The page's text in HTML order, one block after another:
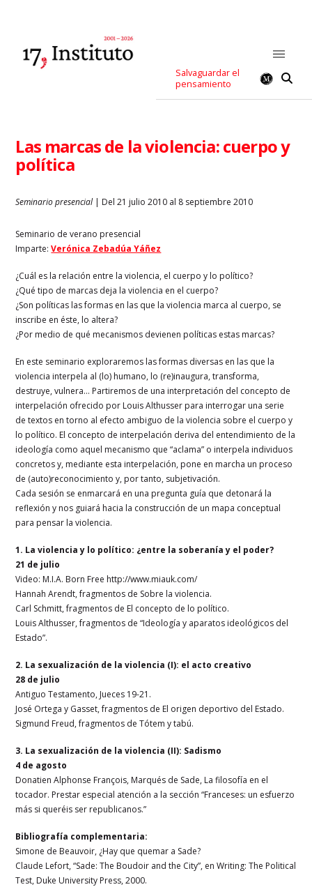
Salvaguardar el
pensamiento
Las marcas de la violencia: cuerpo y
política
Seminario presencial| Del 21 julio 2010 al 8 septiembre 2010
Seminario de verano presencial
Imparte:Verónica Zebadúa Yáñez
¿Cuál es la relación entre la violencia, el cuerpo y lo político?
¿Qué tipo de marcas deja la violencia en el cuerpo?
¿Son políticas las formas en las que la violencia marca al cuerpo, se
inscribe en éste, lo altera?
¿Por medio de qué mecanismos devienen políticas estas marcas?
En este seminario exploraremos las formas diversas en las que la
violencia interpela al (lo) humano, lo (re)inaugura, transforma,
destruye, vulnera… Partiremos de una interpretación del concepto de
interpelación ofrecido por Louis Althusser para interrogar una serie
de textos en torno al efecto ambiguo de la violencia sobre el cuerpo y
lo político. El concepto de interpelación deriva del entendimiento de la
ideología como aquel mecanismo que “aclama” o interpela individuos
concretos y, mediante esta interpelación, pone en marcha un proceso
de (auto)reconocimiento y, por tanto, subjetivación.
Cada sesión se enmarcará en una pregunta guía que detonará la
reflexión y nos guiará hacia la construcción de un mapa conceptual
para pensar la violencia.
1. La violencia y lo político: ¿entre la soberanía y el poder?
21 de julio
Video: M.I.A. Born Free http://www.miauk.com/
Hannah Arendt, fragmentos de Sobre la violencia.
Carl Schmitt, fragmentos de El concepto de lo político.
Louis Althusser, fragmentos de “Ideología y aparatos ideológicos del
Estado”.
2. La sexualización de la violencia (I): el acto creativo
28 de julio
Antiguo Testamento, Jueces 19-21.
José Ortega y Gasset, fragmentos de El origen deportivo del Estado.
Sigmund Freud, fragmentos de Tótem y tabú.
3. La sexualización de la violencia (II): Sadismo
4 de agosto
Donatien Alphonse François, Marqués de Sade, La filosofía en el
tocador. Prestar especial atención a la sección “Franceses: un esfuerzo
más si queréis ser republicanos.”
Bibliografía complementaria:
Simone de Beauvoir, ¿Hay que quemar a Sade?
Claude Lefort, “Sade: The Boudoir and the City”, en Writing: The Political
Test, Duke University Press, 2000.